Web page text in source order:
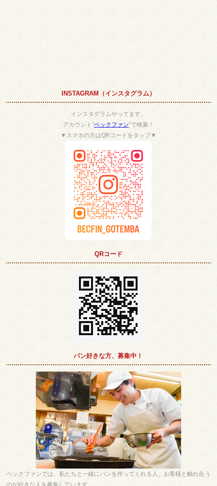
INSTAGRAM（インスタグラム）
インスタグラムやってます。
アカウント”ベックファン”で検索！
▼スマホの方はQRコードをタップ▼
QRコード
パン好きな方、募集中！
ベックファンでは、私たちと一緒にパンを作ってくれる人、お客様と触れ合う
のが好きな人を募集しています。